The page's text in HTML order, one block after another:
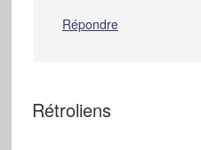
Répondre
Rétroliens